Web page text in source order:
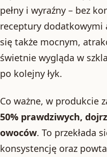
pełny i wyraźny – bez
receptury dodatkowymi
się także mocnym,
świetnie wygląda w
po kolejny łyk.
Co ważne, w produkcie
50% prawdziwych,
owoców. To przekłada
konsystencję oraz